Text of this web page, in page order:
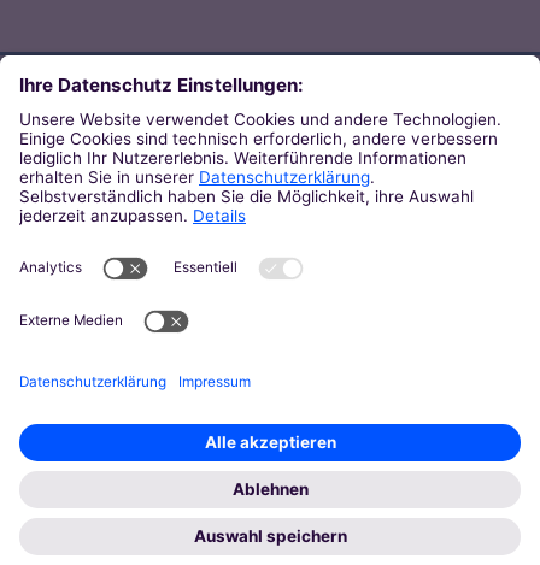
Direkt zum Thema
Zu den Orten von Kirche
Zu den Pastoralen Räumen
Weiterführende Links
Zum Newsletter des Bistums
Zur KirchenZeitung
© 2026 Bistum Aachen
Impressum
Datenschutz